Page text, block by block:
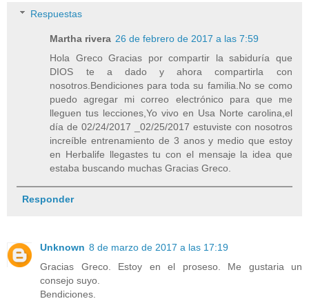
Respuestas
Martha rivera 26 de febrero de 2017 a las 7:59
Hola Greco Gracias por compartir la sabiduría que
DIOS te a dado y ahora compartirla con
nosotros.Bendiciones para toda su familia.No se como
puedo agregar mi correo electrónico para que me
lleguen tus lecciones,Yo vivo en Usa Norte carolina,el
día de 02/24/2017 _02/25/2017 estuviste con nosotros
increíble entrenamiento de 3 anos y medio que estoy
en Herbalife llegastes tu con el mensaje la idea que
estaba buscando muchas Gracias Greco.
Responder
Unknown 8 de marzo de 2017 a las 17:19
Gracias Greco. Estoy en el proseso. Me gustaria un
consejo suyo.
Bendiciones.